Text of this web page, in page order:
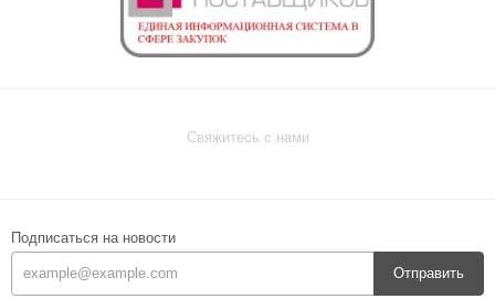
Свяжитесь с нами
Подписаться на новости
Отправить